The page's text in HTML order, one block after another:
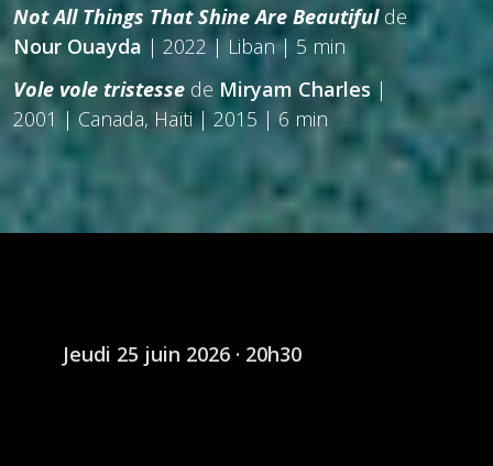
Not All Things That Shine Are Beautifulde
Nour Ouayda | 2022 | Liban | 5 min
Vole vole tristesse de Miryam Charles|
2001 | Canada, Haïti | 2015 | 6 min
Jeudi 25 juin 2026 · 20h30